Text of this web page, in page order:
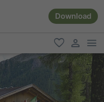
Download
favoriti
user link